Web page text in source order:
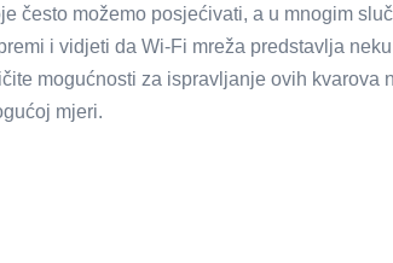
često možemo posjećivati, a u mnogim
i vidjeti da Wi-Fi mreža predstavlja
mogućnosti za ispravljanje ovih kvarova
mjeri.